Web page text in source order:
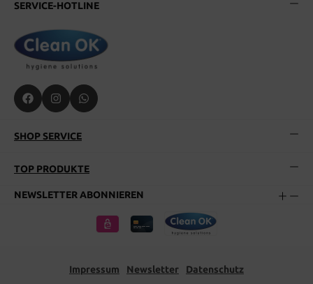
SERVICE-HOTLINE
SHOP SERVICE
TOP PRODUKTE
NEWSLETTER ABONNIEREN
Impressum Newsletter Datenschutz